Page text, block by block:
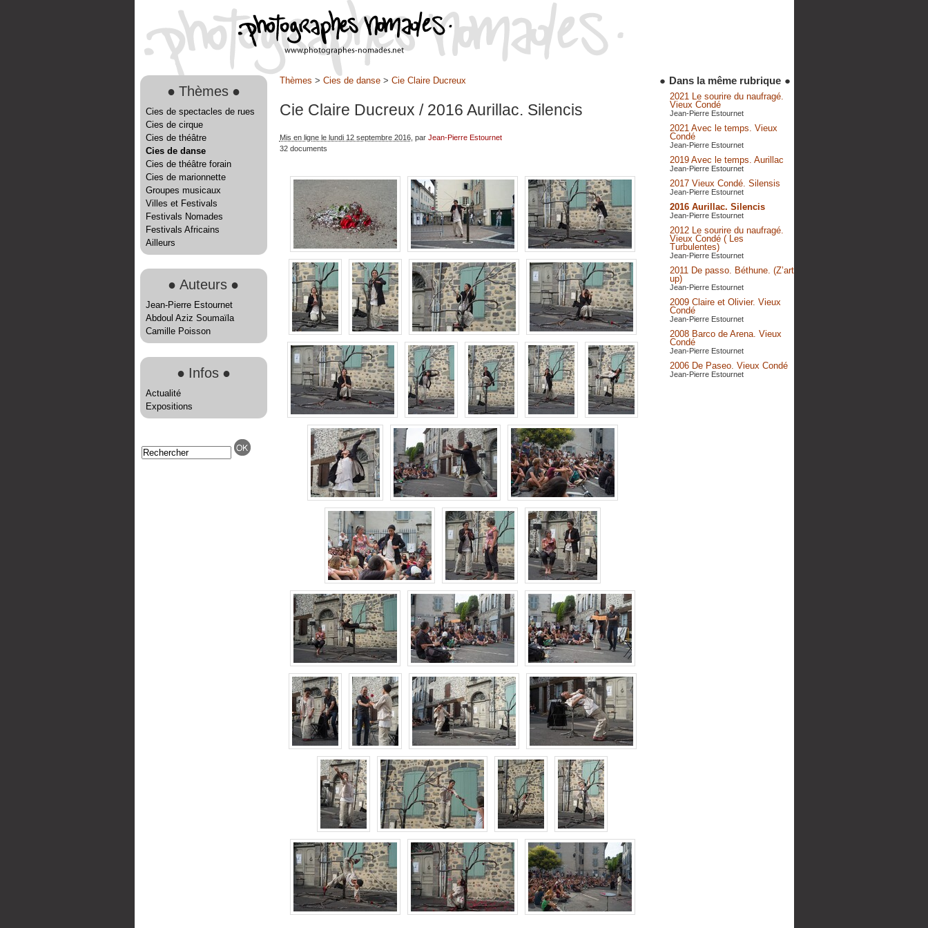
● Thèmes ●
Cies de spectacles de rues
Cies de cirque
Cies de théâtre
Cies de danse
Cies de théâtre forain
Cies de marionnette
Groupes musicaux
Villes et Festivals
Festivals Nomades
Festivals Africains
Ailleurs
● Auteurs ●
Jean-Pierre Estournet
Abdoul Aziz Soumaïla
Camille Poisson
● Infos ●
Actualité
Expositions
Thèmes > Cies de danse> Cie Claire Ducreux
Cie Claire Ducreux / 2016 Aurillac. Silencis
Mis en ligne le lundi 12 septembre 2016, par Jean-Pierre Estournet
32 documents
● Dans la même rubrique ●
2021 Le sourire du naufragé.
Vieux Condé
Jean-Pierre Estournet
2021 Avec le temps. Vieux
Condé
Jean-Pierre Estournet
2019 Avec le temps. Aurillac
Jean-Pierre Estournet
2017 Vieux Condé. Silensis
Jean-Pierre Estournet
2016 Aurillac. Silencis
Jean-Pierre Estournet
2012 Le sourire du naufragé.
Vieux Condé ( Les
Turbulentes)
Jean-Pierre Estournet
2011 De passo. Béthune. (Z’art
up)
Jean-Pierre Estournet
2009 Claire et Olivier. Vieux
Condé
Jean-Pierre Estournet
2008 Barco de Arena. Vieux
Condé
Jean-Pierre Estournet
2006 De Paseo. Vieux Condé
Jean-Pierre Estournet